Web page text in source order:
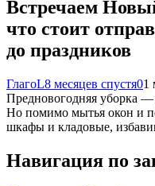
Встречаем
что стоит
до праздников
ГлагоL8 месяцев спустя01
Предновогодняя ‍уборка
Но помимо мытья окон и
шкафы и кладовые,
Навигация по